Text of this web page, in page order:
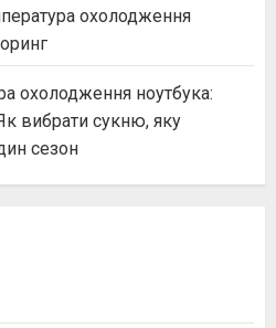
охолодження
охолодження ноутбука:
вибрати сукню, яку
сезон